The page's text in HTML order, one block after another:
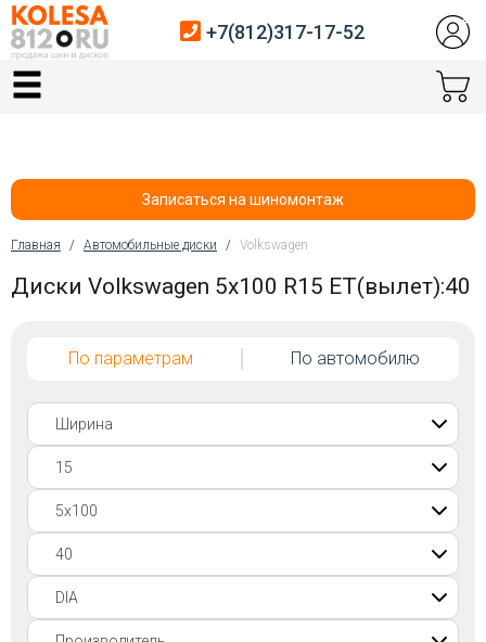
Главная
Автосервис
Датчики давления
Покупателям
Контакты
Войти на сайт
+7(812)317-
17-
+7(812)317-17-52
Записаться на шиномонтаж
Вы здесь
Главная / Автомобильные диски / Volkswagen
Диски Volkswagen 5x100 R15 ET(вылет):40
По параметрам По автомобилю